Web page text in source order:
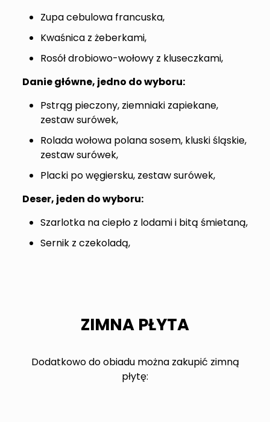
Zupa cebulowa francuska,
Kwaśnica z żeberkami,
Rosół drobiowo-wołowy z kluseczkami,
Danie główne, jedno do wyboru:
Pstrąg pieczony, ziemniaki zapiekane,
zestaw surówek,
Rolada wołowa polana sosem, kluski śląskie,
zestaw surówek,
Placki po węgiersku, zestaw surówek,
Deser, jeden do wyboru:
Szarlotka na ciepło z lodami i bitą śmietaną,
Sernik z czekoladą,
ZIMNA PŁYTA
Dodatkowo do obiadu można zakupić zimną
płytę: